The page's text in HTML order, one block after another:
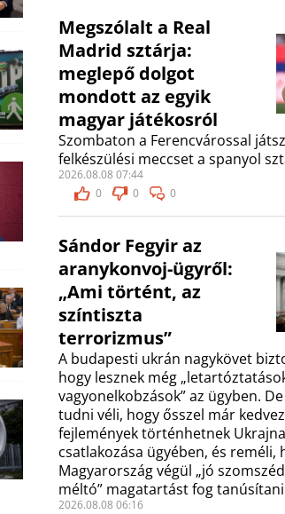
Megszólalt a Real
Madrid sztárja:
meglepő dolgot
mondott az egyik
magyar játékosról
Szombaton a Ferencvárossal
felkészülési meccset a spanyol
2026.08.08 07:44
0
0 0
Sándor Fegyir az
aranykonvoj-ügyről:
„Ami történt, az
színtiszta
terrorizmus”
A budapesti ukrán nagykövet
hogy lesznek még
vagyonelkobzások” az ügyben.
tudni véli, hogy ősszel már
fejlemények történhetnek
csatlakozása ügyében, és reméli,
Magyarország végül „jó
méltó” magatartást fog
2026.08.08 06:16